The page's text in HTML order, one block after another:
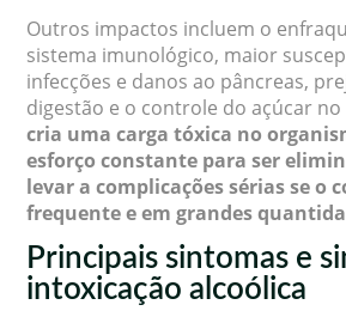
Outros impactos incluem o
sistema imunológico, maior
infecções e danos ao pâncreas,
digestão e o controle do açúcar no
cria uma carga tóxica no
esforço constante para ser
levar a complicações sérias se o
frequente e em grandes
Principais sintomas e
intoxicação alcoólica